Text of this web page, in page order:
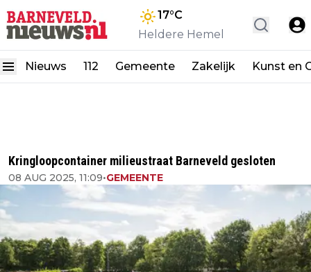
17°C
Heldere Hemel
Nieuws 112 Gemeente Zakelijk Kunst en
Kringloopcontainer milieustraat Barneveld gesloten
08 AUG 2025, 11:09•GEMEENTE